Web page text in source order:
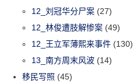
12_刘冠华分尸案 (27)
12_林俊遭肢解惨案 (49)
12_王立军薄熙来事件 (130)
13_南方周末风波 (14)
移民写照 (45)